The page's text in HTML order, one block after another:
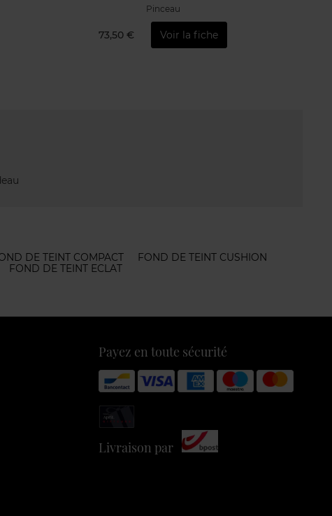
Pinceau
73,50 € Voir la fiche
DE TEINT COMPACT
FOND DE TEINT CUSHION
FOND DE TEINT ECLAT
Payez en toute sécurité
Livraison par